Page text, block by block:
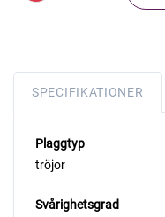
SPECIFIKATIONER
Plaggtyp
tröjor
Svårighetsgrad